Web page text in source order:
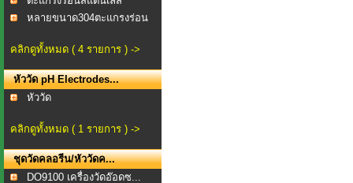
TEST...หลายขนาด304ตะแกรงร่อน
คลิกดูทั้งหมด ( 4 รายการ ) ->
หัววัด pH Electrodes...
หัววัด
คลิกดูทั้งหมด ( 1 รายการ ) ->
ชุดวัดคลอรีน/หัววัดค...
DO9100 เครื่องวัดอ๊อดซ...